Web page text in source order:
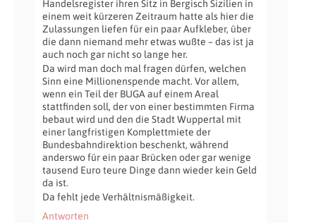
Handelsregister ihren Sitz in Bergisch Sizilien in
einem weit kürzeren Zeitraum hatte als hier die
Zulassungen liefen für ein paar Aufkleber, über
die dann niemand mehr etwas wußte – das ist ja
auch noch gar nicht so lange her.
Da wird man doch mal fragen dürfen, welchen
Sinn eine Millionenspende macht. Vor allem,
wenn ein Teil der BUGA auf einem Areal
stattfinden soll, der von einer bestimmten Firma
bebaut wird und den die Stadt Wuppertal mit
einer langfristigen Komplettmiete der
Bundesbahndirektion beschenkt, während
anderswo für ein paar Brücken oder gar wenige
tausend Euro teure Dinge dann wieder kein Geld
da ist.
Da fehlt jede Verhältnismäßigkeit.
Antworten